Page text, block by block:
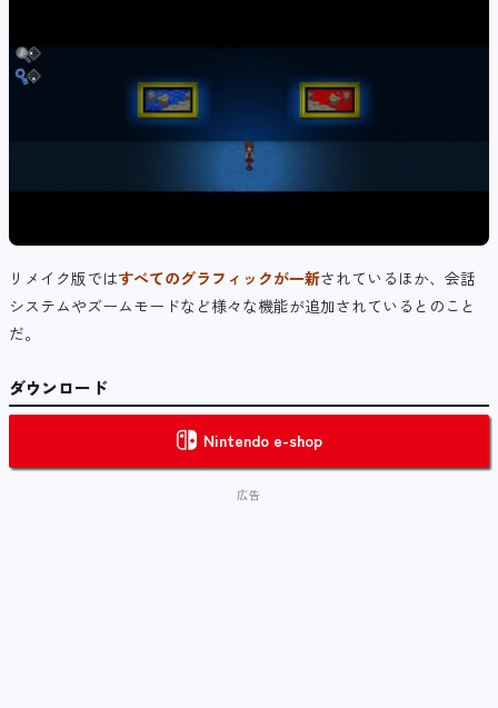
リメイク版ではすべてのグラフィックが一新されているほか、会話
システムやズームモードなど様々な機能が追加されているとのこと
だ。
ダウンロード
Nintendo e-shop